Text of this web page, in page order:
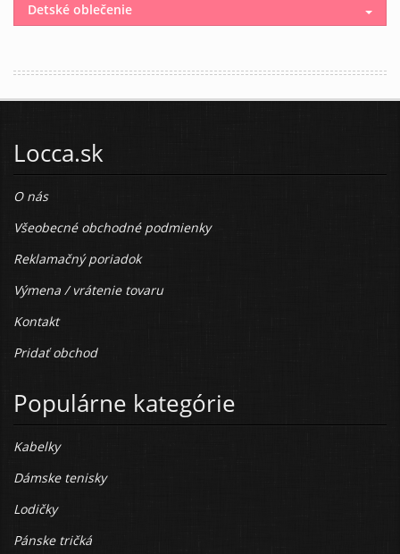
Detské oblečenie
Locca.sk
O nás
Všeobecné obchodné podmienky
Reklamačný poriadok
Výmena / vrátenie tovaru
Kontakt
Pridať obchod
Populárne kategórie
Kabelky
Dámske tenisky
Lodičky
Pánske tričká